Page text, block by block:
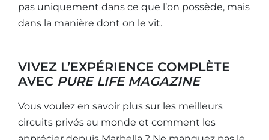
pas uniquement dans ce que l’on possède, mais
dans la manière dont on le vit.
VIVEZ L’EXPÉRIENCE COMPLÈTE
AVEC PURE LIFE MAGAZINE
Vous voulez en savoir plus sur les meilleurs
circuits privés au monde et comment les